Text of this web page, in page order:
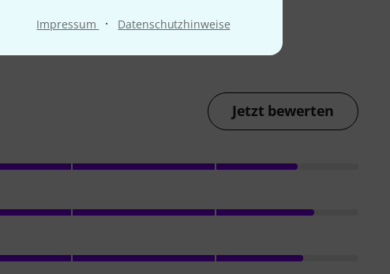
Impressum · Datenschutzhinweise
Jetzt bewerten